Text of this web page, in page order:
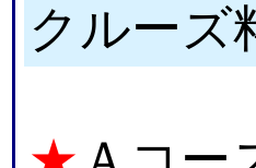
クルーズ